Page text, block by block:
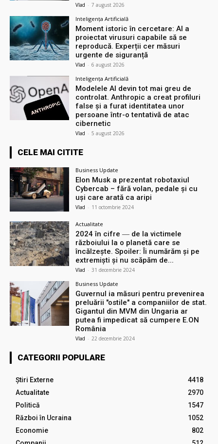
Vlad - 7 august 2026
Inteligența Artificială
Moment istoric în cercetare: AI a
proiectat virusuri capabile să se
reproducă. Experții cer măsuri
urgente de siguranță
Vlad - 6 august 2026
Inteligența Artificială
Modelele AI devin tot mai greu de
controlat. Anthropic a creat profiluri
false și a furat identitatea unor
persoane într-o tentativă de atac
cibernetic
Vlad - 5 august 2026
CELE MAI CITITE
Business Update
Elon Musk a prezentat robotaxiul
Cyberсab – fără volan, pedale și cu
uși care arată ca aripi
Vlad - 11 octombrie 2024
Actualitate
2024 în cifre ― de la victimele
războiului la o planetă care se
încălzește. Spoiler: Îi numărăm și pe
extremiști și nu scăpăm de...
Vlad - 31 decembrie 2024
Business Update
Guvernul ia măsuri pentru prevenirea
preluării ″ostile″ a companiilor de stat.
Gigantul din MVM din Ungaria ar
putea fi impedicat să cumpere E.ON
România
Vlad - 22 decembrie 2024
CATEGORII POPULARE
Știri Externe
4418
Actualitate
2970
Politică
1547
Război în Ucraina
1052
Economie
802